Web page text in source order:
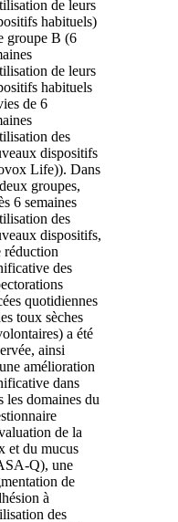
de leurs
habituels)
groupe B (6
de leurs
habituels
de 6
des
dispositifs
Life)). Dans
groupes,
6 semaines
des
dispositifs,
réduction
des
quotidiennes
toux sèches
a été
ainsi
amélioration
dans
les domaines du
de la
et du mucus
Q), une
de
à
des